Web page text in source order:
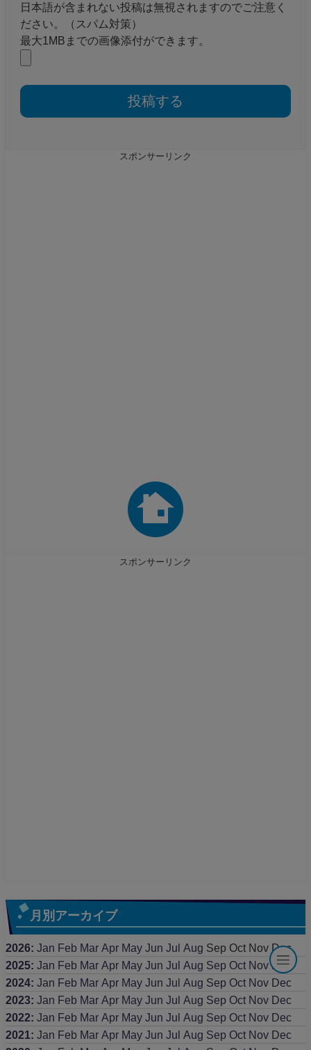
最大1MBまでの画像添付ができます。
日本語が含まれない投稿は無視されますのでご注意く
ださい。（スパム対策）
スポンサーリンク
スポンサーリンク
月別アーカイブ
2026: Jan Feb Mar Apr May Jun Jul Aug Sep Oct Nov Dec
2025: Jan Feb Mar Apr May Jun Jul Aug Sep Oct Nov Dec
2024: Jan Feb Mar Apr May Jun Jul Aug Sep Oct Nov Dec
2023: Jan Feb Mar Apr May Jun Jul Aug Sep Oct Nov Dec
2022: Jan Feb Mar Apr May Jun Jul Aug Sep Oct Nov Dec
2021 : Jan Feb Mar Apr May Jun Jul Aug Sep Oct Nov Dec